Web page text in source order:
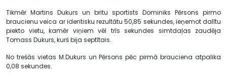
Tikmēr Martins Dukurs un britu sportists Dominiks Pērsons pirmo
braucienu veica ar identisku rezultātu 50,85 sekundes, ieņemot dalītu
piekto vietu, kamēr viņiem vēl trīs sekundes simtdaļas zaudēja
Tomass Dukurs, kurš bija septītais.
No trešās vietas M.Dukurs un Pērsons pēc pirmā brauciena atpalika
0,08 sekundes.